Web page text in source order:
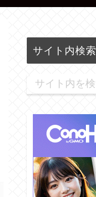
サイト内検索